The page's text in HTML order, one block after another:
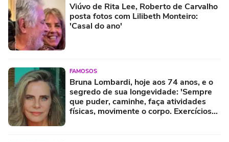
Viúvo de Rita Lee, Roberto de Carvalho
posta fotos com Lilibeth Monteiro:
'Casal do ano'
FAMOSOS
Bruna Lombardi, hoje aos 74 anos, e o
segredo de sua longevidade: 'Sempre
que puder, caminhe, faça atividades
físicas, movimente o corpo. Exercícios